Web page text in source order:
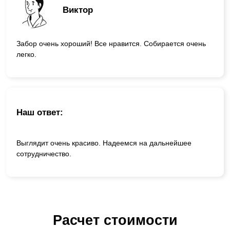
Виктор
Забор очень хороший! Все нравится. Собирается очень
легко.
Наш ответ:
Выглядит очень красиво. Надеемся на дальнейшее
сотрудничество.
Расчет стоимости